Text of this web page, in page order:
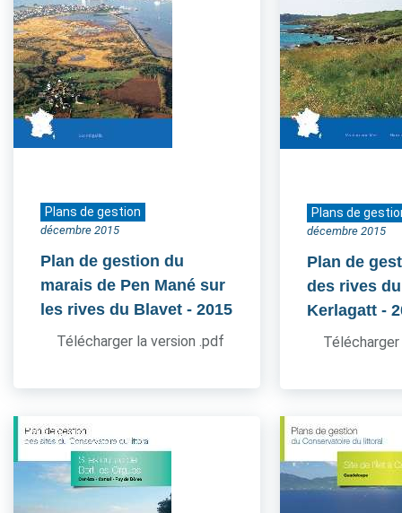
Plans de gestion
décembre 2015
Plan de gestion du
marais de Pen Mané sur
les rives du Blavet - 2015
Télécharger la version .pdf
Plans de
décembre 2015
Plan de
des rives
Kerlagatt -